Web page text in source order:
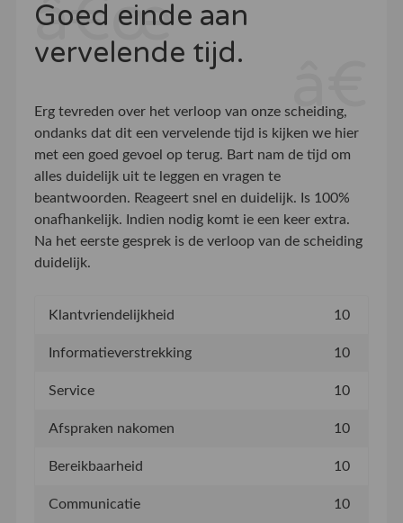
Goed einde aan
vervelende tijd.
Erg tevreden over het verloop van onze scheiding,
ondanks dat dit een vervelende tijd is kijken we hier
met een goed gevoel op terug. Bart nam de tijd om
alles duidelijk uit te leggen en vragen te
beantwoorden. Reageert snel en duidelijk. Is 100%
onafhankelijk. Indien nodig komt ie een keer extra.
Na het eerste gesprek is de verloop van de scheiding
duidelijk.
Klantvriendelijkheid 10
Informatieverstrekking 10
Service 10
Afspraken nakomen 10
Bereikbaarheid 10
Communicatie 10